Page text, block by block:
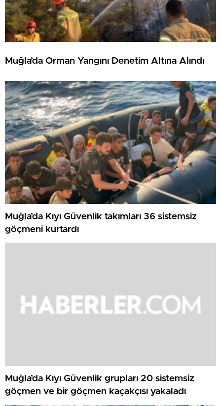
Muğla’da Orman Yangını Denetim Altına Alındı
Muğla’da Kıyı Güvenlik takımları 36 sistemsiz
göçmeni kurtardı
Muğla’da Kıyı Güvenlik grupları 20 sistemsiz
göçmen ve bir göçmen kaçakçısı yakaladı